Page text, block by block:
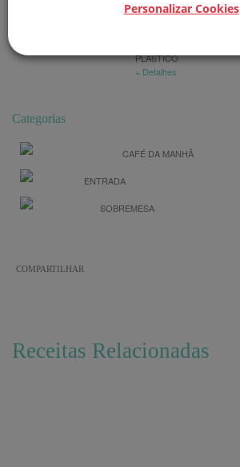
PAPEL
PLÁSTICO
+ Detalhes
Categorias
CAFÉ DA MANHÃ
ENTRADA
SOBREMESA
COMPARTILHAR
Receitas Relacionadas
Personalizar Cookies